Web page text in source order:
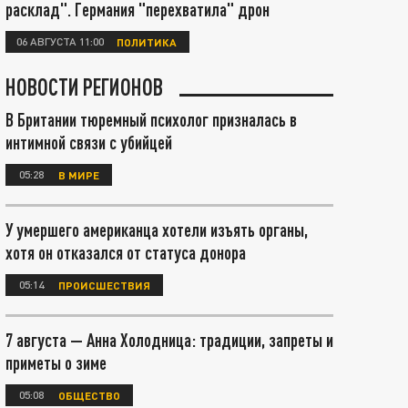
расклад". Германия "перехватила" дрон
06 АВГУСТА 11:00 ПОЛИТИКА
НОВОСТИ РЕГИОНОВ
В Британии тюремный психолог призналась в
интимной связи с убийцей
05:28 В МИРЕ
У умершего американца хотели изъять органы,
хотя он отказался от статуса донора
05:14 ПРОИСШЕСТВИЯ
7 августа — Анна Холодница: традиции, запреты и
приметы о зиме
05:08 ОБЩЕСТВО